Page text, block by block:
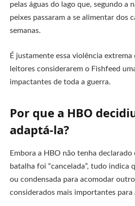
pelas águas do lago que, segundo a
peixes passaram a se alimentar dos
semanas.
É justamente essa violência
leitores considerarem o Fishfeed
impactantes de toda a guerra.
Por que a HBO
adaptá-la?
Embora a HBO não tenha
batalha foi “cancelada”, tudo indica
ou condensada para acomodar
considerados mais importantes para